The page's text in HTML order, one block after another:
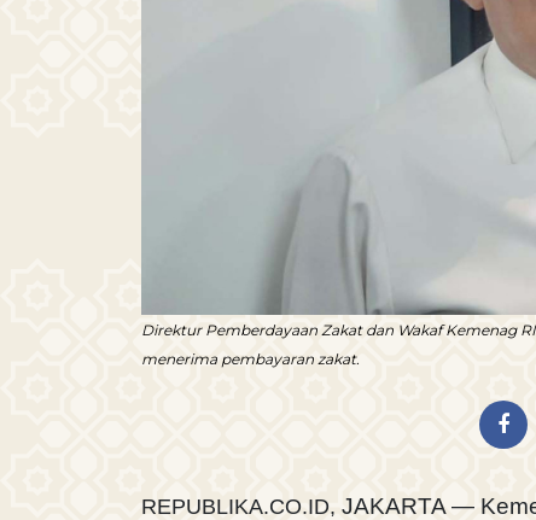
Direktur Pemberdayaan Zakat dan Wakaf Kemenag
menerima pembayaran zakat.
REPUBLIKA.CO.ID, JAKARTA —